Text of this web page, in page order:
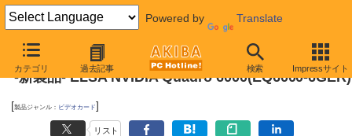
Powered by Translate
カテゴリ 過去記事 検索 Impressサイト
2010年11月6日号
-新製品- ELSA NVIDIA Quadro 6000(EQ6000-6GER)
[製品ジャンル： ビデオカード]
リスト